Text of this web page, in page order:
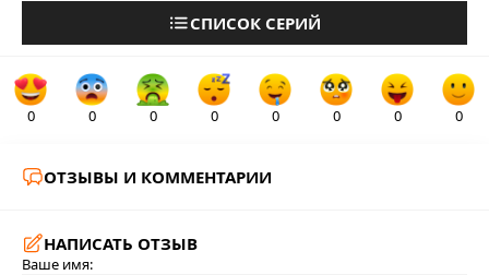
СПИСОК СЕРИЙ
0 0 0 0 0 0 0 0
ОТЗЫВЫ И КОММЕНТАРИИ
НАПИСАТЬ ОТЗЫВ
Ваше имя: